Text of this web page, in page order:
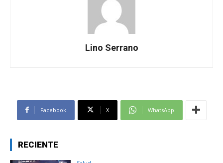
Lino Serrano
Facebook X WhatsApp
RECIENTE